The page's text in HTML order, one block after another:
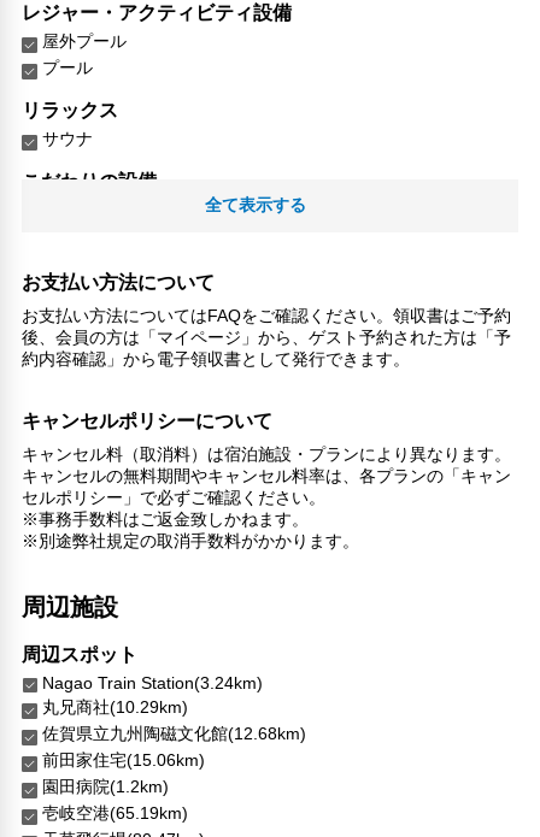
レジャー・アクティビティ設備
屋外プール
プール
リラックス
サウナ
こだわりの設備
日本語
その他サービス
セーフティボックス（フロント）
24時間セキュリティ
外廊下
チェックイン/チェックアウト（プライベート）
リネン・衣類の湯洗い
キャッシュレス支払いサービス
全て表示する
お支払い方法について
お支払い方法についてはFAQをご確認ください。領収書はご予約
後、会員の方は「マイページ」から、ゲスト予約された方は「予
約内容確認」から電子領収書として発行できます。
キャンセルポリシーについて
キャンセル料（取消料）は宿泊施設・プランにより異なります。
キャンセルの無料期間やキャンセル料率は、各プランの「キャン
セルポリシー」で必ずご確認ください。
※事務手数料はご返金致しかねます。
※別途弊社規定の取消手数料がかかります。
周辺施設
周辺スポット
Nagao Train Station(3.24km)
丸兄商社(10.29km)
佐賀県立九州陶磁文化館(12.68km)
前田家住宅(15.06km)
園田病院(1.2km)
壱岐空港(65.19km)